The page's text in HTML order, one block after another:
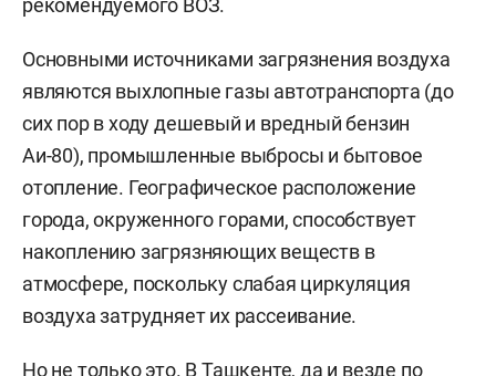
рекомендуемого ВОЗ.
Основными источниками загрязнения воздуха
являются выхлопные газы автотранспорта (до
сих пор в ходу дешевый и вредный бензин
Аи-80), промышленные выбросы и бытовое
отопление. Географическое расположение
города, окруженного горами, способствует
накоплению загрязняющих веществ в
атмосфере, поскольку слабая циркуляция
воздуха затрудняет их рассеивание.
Но не только это. В Ташкенте, да и везде по